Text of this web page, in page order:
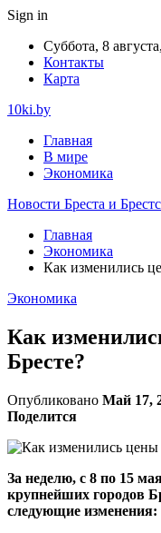
Sign in
Суббота, 8
Контакты
Карта
10ki.by
Главная
В мире
Экономика
Новости Бреста и
Главная
Экономика
Как изменились
Экономика
Как
Бресте?
Опубликовано Май 17,
Поделится
За неделю, с 8 по 15
крупнейших городов
следующие изменения: